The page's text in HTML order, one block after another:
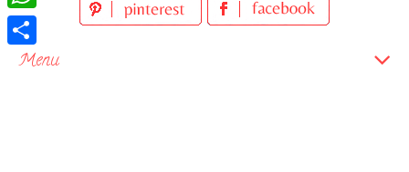
Menu
WhatsApp
Teilen